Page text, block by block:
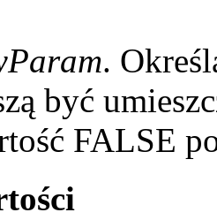
.
być
FALSE